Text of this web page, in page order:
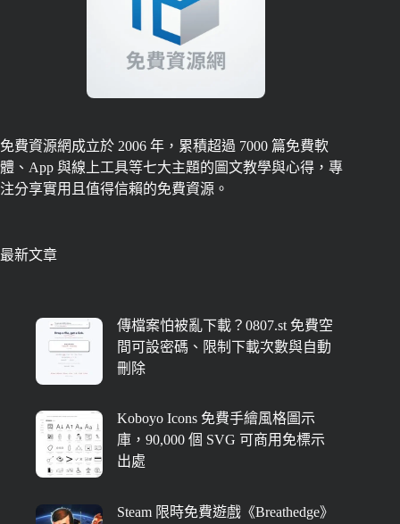
免費資源網成立於 2006 年，累積超過 7000 篇免費軟
體、App 與線上工具等七大主題的圖文教學與心得，專
注分享實用且值得信賴的免費資源。
最新文章
傳檔案怕被亂下載？0807.st 免費空
間可設密碼、限制下載次數與自動
刪除
Koboyo Icons 免費手繪風格圖示
庫，90,000 個 SVG 可商用免標示
出處
Steam 限時免費遊戲《Breathedge》